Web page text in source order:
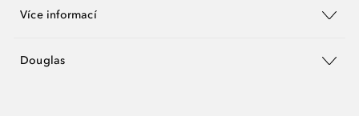
Více informací
Douglas